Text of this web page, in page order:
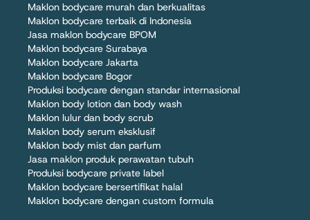
Maklon bodycare murah dan berkualitas
Maklon bodycare terbaik di Indonesia
Jasa maklon bodycare BPOM
Maklon bodycare Surabaya
Maklon bodycare Jakarta
Maklon bodycare Bogor
Produksi bodycare dengan standar internasional
Maklon body lotion dan body wash
Maklon lulur dan body scrub
Maklon body serum eksklusif
Maklon body mist dan parfum
Jasa maklon produk perawatan tubuh
Produksi bodycare private label
Maklon bodycare bersertifikat halal
Maklon bodycare dengan custom formula